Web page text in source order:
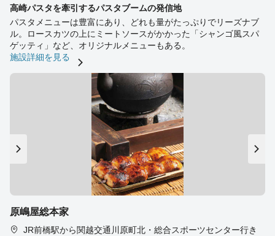
高崎パスタを牽引するパスタブームの発信地
パスタメニューは豊富にあり、どれも量がたっぷりでリーズナブ
ル。ロースカツの上にミートソースがかかった「シャンゴ風スパ
ゲッティ」など、オリジナルメニューもある。
施設詳細を見る
原嶋屋総本家
JR前橋駅から関越交通川原町北・総合スポーツセンター行き